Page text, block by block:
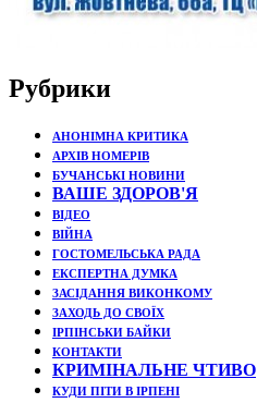
Рубрики
АНОНІМНА КРИТИКА
АРХІВ НОМЕРІВ
БУЧАНСЬКІ НОВИНИ
ВАШЕ ЗДОРОВ'Я
ВІДЕО
ВІЙНА
ГОСТОМЕЛЬСЬКА РАДА
ЕКСПЕРТНА ДУМКА
ЗАСІДАННЯ ВИКОНКОМУ
ЗАХОДЬ ДО СВОЇХ
ІРПІНСЬКИ БАЙКИ
КОНТАКТИ
КРИМІНАЛЬНЕ ЧТИВО
КУДИ ПІТИ В ІРПЕНІ